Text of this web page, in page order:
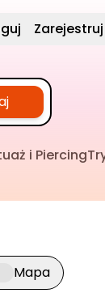
Zarejestruj
i Piercing
widok mapy
Mapa